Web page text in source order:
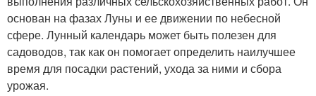
основан на фазах Луны и ее движении по небесной
сфере. Лунный календарь может быть полезен для
садоводов, так как он помогает определить наилучшее
время для посадки растений, ухода за ними и сбора
урожая.